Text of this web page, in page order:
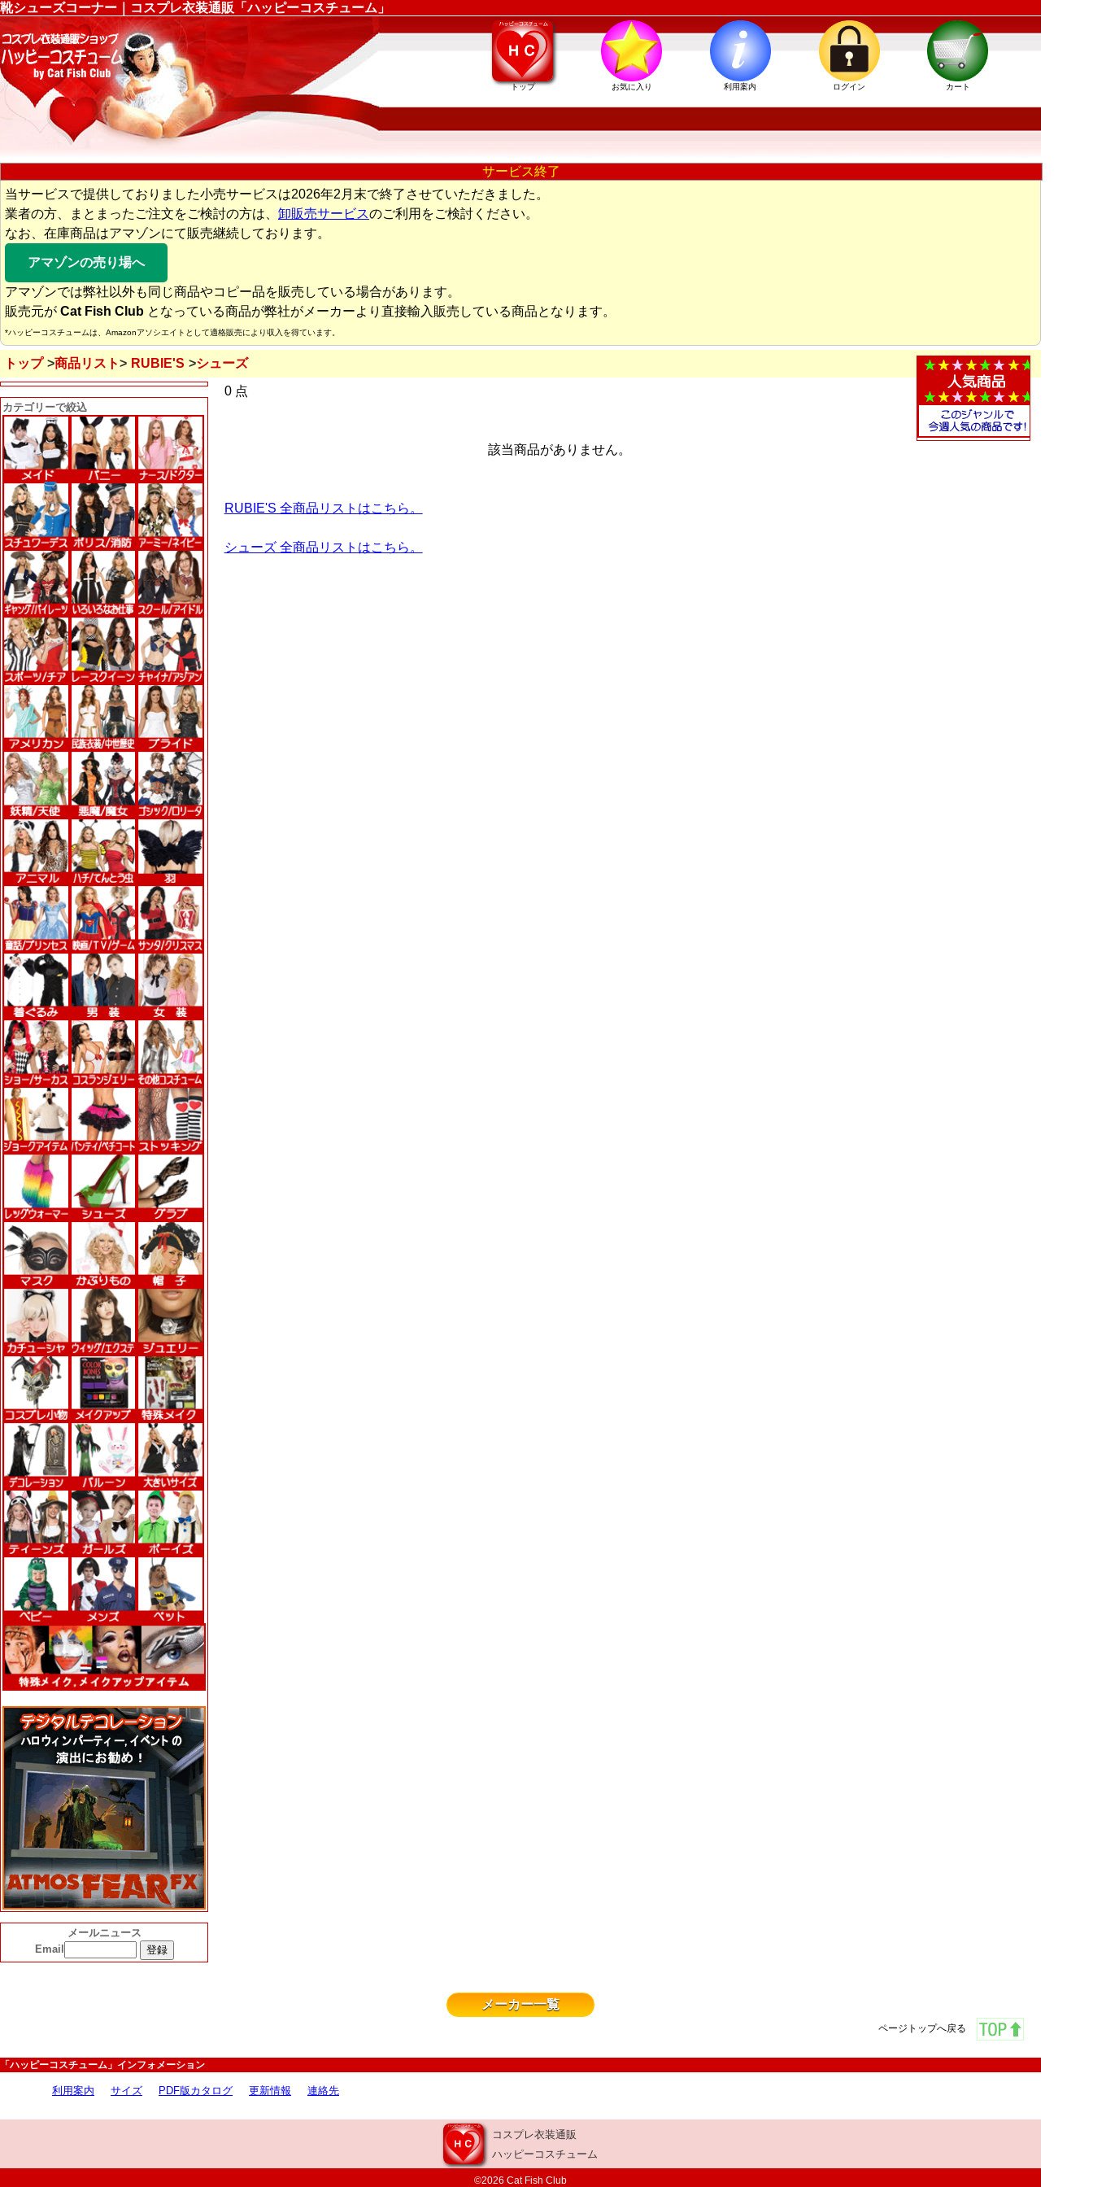
靴シューズコーナー｜コスプレ衣装通販「ハッピーコスチューム」
トップ お気に入り 利用案内 ログイン カート
サービス終了
当サービスで提供しておりました小売サービスは2026年2月末で終了させていただきました。
業者の方、まとまったご注文をご検討の方は、 卸販売サービスのご利用をご検討ください。
なお、在庫商品はアマゾンにて販売継続しております。
アマゾンの売り場へ
アマゾンでは弊社以外も同じ商品やコピー品を販売している場合があります。
販売元が Cat Fish Club となっている商品が弊社がメーカーより直接輸入販売している商品となります。
*ハッピーコスチュームは、Amazonアソシエイトとして適格販売により収入を得ています。
トップ 商品リスト RUBIE'S シューズ
カテゴリーで絞込
メールニュース
Email
0 点
該当商品がありません。
RUBIE'S 全商品リストはこちら。
シューズ 全商品リストはこちら。
メーカー一覧
ページトップへ戻る
「ハッピーコスチューム」インフォメーション
利用案内 サイズ PDF版カタログ 更新情報 連絡先
コスプレ衣装通販
ハッピーコスチューム
©2026 Cat Fish Club